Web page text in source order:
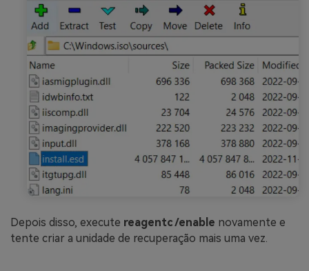
Depois disso, execute reagentc /enable novamente e
tente criar a unidade de recuperação mais uma vez.